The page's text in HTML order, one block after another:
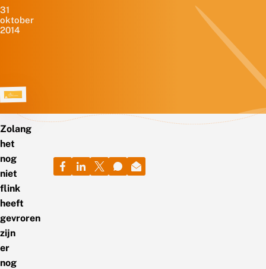
31
oktober
2014
Zolang
het
nog
niet
flink
heeft
gevroren
zijn
er
nog